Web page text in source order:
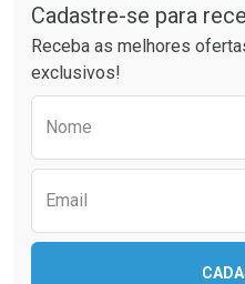
Cadastre-se para
Receba as melhores
exclusivos!
Nome
Email